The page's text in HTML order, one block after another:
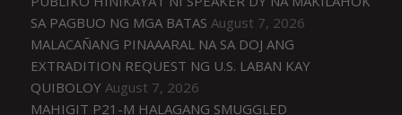
SA PAGBUO NG MGA BATAS August 7, 2026
MALACAÑANG PINAAARAL NA SA DOJ ANG
EXTRADITION REQUEST NG U.S. LABAN KAY
QUIBOLOY August 7, 2026
MAHIGIT P21-M HALAGANG SMUGGLED